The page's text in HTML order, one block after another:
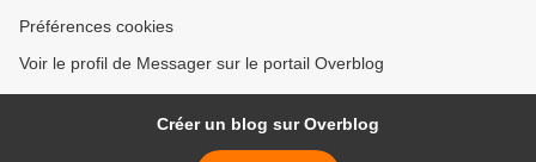
Préférences cookies
Voir le profil de Messager sur le portail Overblog
Créer un blog sur Overblog